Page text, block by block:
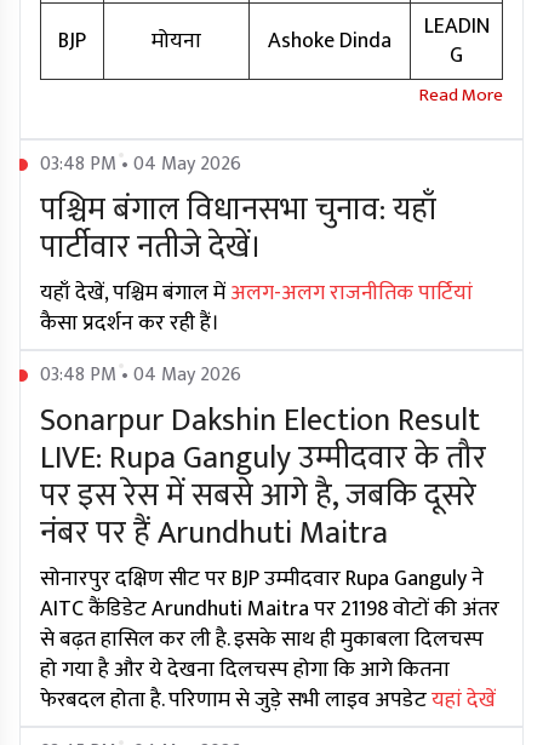
BJP
मोयना Ashoke Dinda
LEADIN
G
03:48 PM • 04 May 2026
पश्चिम बंगाल विधानसभा चुनाव: यहाँ
पार्टीवार नतीजे देखें।
यहाँ देखें, पश्चिम बंगाल मेंअलग-अलग राजनीतिक पार्टियां
कैसा प्रदर्शन कर रही हैं।
03:48 PM • 04 May 2026
Sonarpur Dakshin Election Result
LIVE: Rupa Ganguly उम्मीदवार के तौर
पर इस रेस में सबसे आगे है, जबकि दूसरे
नंबर पर हैं Arundhuti Maitra
सोनारपुर दक्षिण सीट पर BJP उम्मीदवार Rupa Ganguly ने
AITC कैंडिडेट Arundhuti Maitra पर 21198 वोटों की अंतर
से बढ़त हासिल कर ली है. इसके साथ ही मुकाबला दिलचस्प
हो गया है और ये देखना दिलचस्प होगा कि आगे कितना
फेरबदल होता है. परिणाम से जुड़े सभी लाइव अपडेटयहां देखें